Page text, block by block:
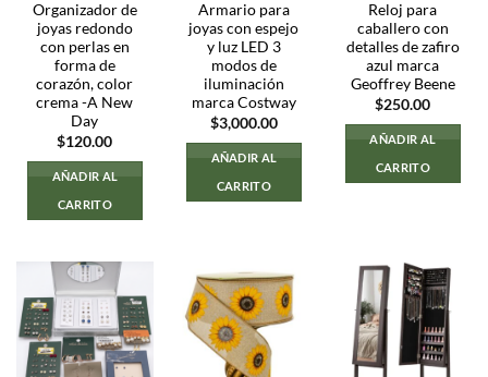
Organizador de
joyas redondo
con perlas en
forma de
corazón, color
crema -A New
Day
$120.00
AÑADIR AL
CARRITO
Armario para
joyas con espejo
y luz LED 3
modos de
iluminación
marca Costway
$3,000.00
AÑADIR AL
CARRITO
Reloj para
caballero con
detalles de zafiro
azul marca
Geoffrey Beene
$250.00
AÑADIR AL
CARRITO